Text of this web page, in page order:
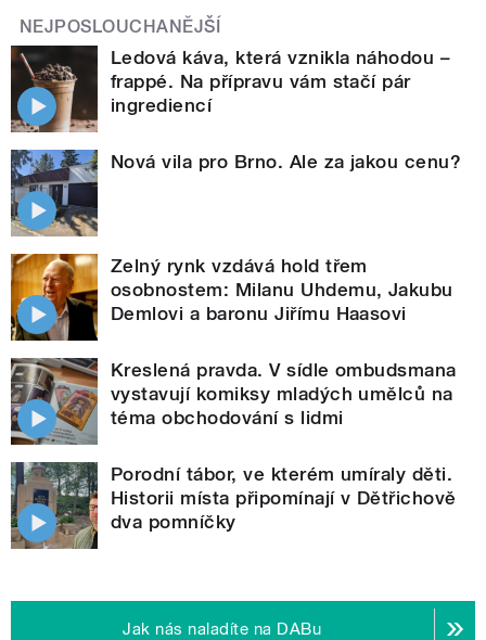
NEJPOSLOUCHANĚJŠÍ
Ledová káva, která vznikla náhodou –
frappé. Na přípravu vám stačí pár
ingrediencí
Nová vila pro Brno. Ale za jakou cenu?
Zelný rynk vzdává hold třem
osobnostem: Milanu Uhdemu, Jakubu
Demlovi a baronu Jiřímu Haasovi
Kreslená pravda. V sídle ombudsmana
vystavují komiksy mladých umělců na
téma obchodování s lidmi
Porodní tábor, ve kterém umíraly děti.
Historii místa připomínají v Dětřichově
dva pomníčky
Jak nás naladíte na DABu